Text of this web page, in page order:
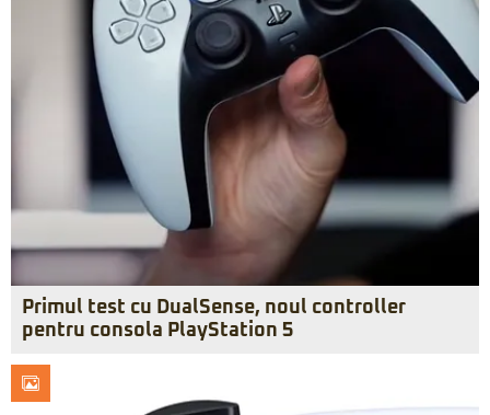
Primul test cu DualSense, noul controller
pentru consola PlayStation 5